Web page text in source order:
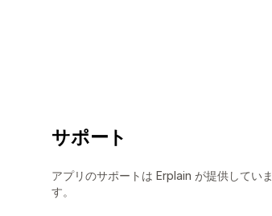
サポート
アプリのサポートは Erplain が提供していま
す。